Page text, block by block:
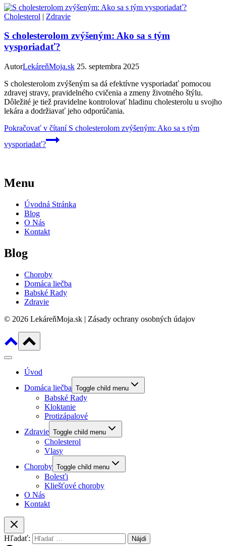
Cholesterol | Zdravie
S cholesterolom zvýšeným: Ako sa s tým
vysporiadať?
AutorLekáreňMoja.sk 25. septembra 2025
S cholesterolom zvýšeným sa dá efektívne vysporiadať pomocou
zdravej stravy, pravidelného cvičenia a zmeny životného štýlu.
Dôležité je tiež pravidelne kontrolovať hladinu cholesterolu u svojho
lekára a dodržiavať jeho odporúčania.
Pokračovať v čítaníS cholesterolom zvýšeným: Ako sa s tým
vysporiadať?
Menu
Úvodná Stránka
Blog
O Nás
Kontakt
Blog
Choroby
Domáca liečba
Babské Rady
Zdravie
© 2026 LekáreňMoja.sk | Zásady ochrany osobných údajov
Úvod
Domáca liečba Toggle child menu
Babské Rady
Kloktanie
Protizápalové
Zdravie Toggle child menu
Cholesterol
Vlasy
Choroby Toggle child menu
Bolesťi
Kliešťové choroby
O Nás
Kontakt
Hľadať: